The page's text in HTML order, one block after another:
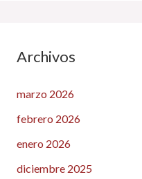
Archivos
marzo 2026
febrero 2026
enero 2026
diciembre 2025